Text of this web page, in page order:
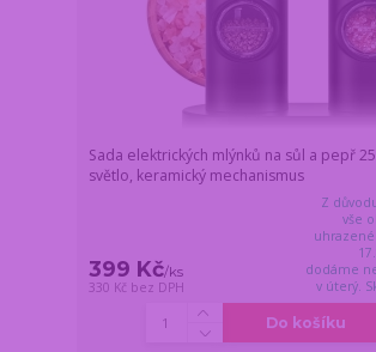
Sada elektrických mlýnků na sůl a pepř
světlo, keramický mechanismus
399 Kč/ks
330 Kč bez DPH
Z
vše
dodáme
v úterý.
Do košíku